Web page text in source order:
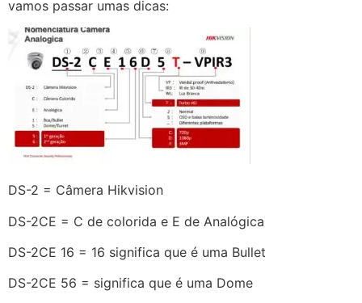
vamos passar umas dicas:
DS-2 = Câmera Hikvision
DS-2CE = C de colorida e E de Analógica
DS-2CE 16 = 16 significa que é uma Bullet
DS-2CE 56 = significa que é uma Dome